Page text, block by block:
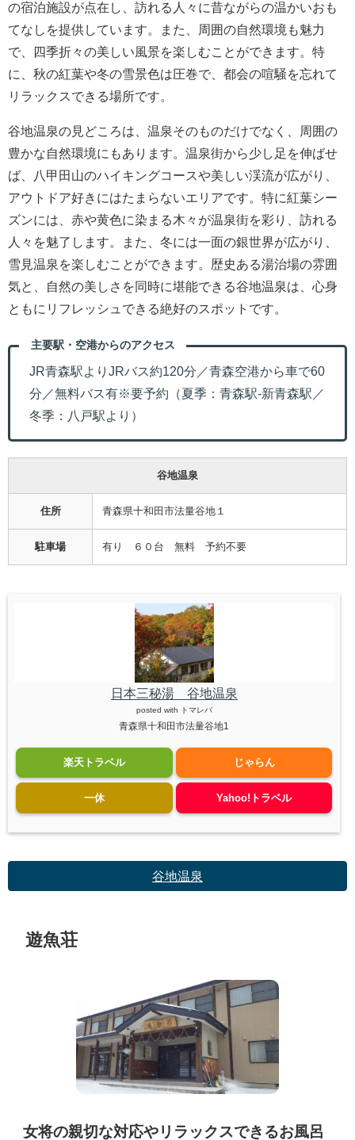
の宿泊施設が点在し、訪れる人々に昔ながらの温かいおも
てなしを提供しています。また、周囲の自然環境も魅力
で、四季折々の美しい風景を楽しむことができます。特
に、秋の紅葉や冬の雪景色は圧巻で、都会の喧騒を忘れて
リラックスできる場所です。
谷地温泉の見どころは、温泉そのものだけでなく、周囲の
豊かな自然環境にもあります。温泉街から少し足を伸ばせ
ば、八甲田山のハイキングコースや美しい渓流が広がり、
アウトドア好きにはたまらないエリアです。特に紅葉シー
ズンには、赤や黄色に染まる木々が温泉街を彩り、訪れる
人々を魅了します。また、冬には一面の銀世界が広がり、
雪見温泉を楽しむことができます。歴史ある湯治場の雰囲
気と、自然の美しさを同時に堪能できる谷地温泉は、心身
ともにリフレッシュできる絶好のスポットです。
主要駅・空港からのアクセス
JR青森駅よりJRバス約120分／青森空港から車で60
分／無料バス有※要予約（夏季：青森駅-新青森駅／
冬季：八戸駅より）
谷地温泉
住所 青森県十和田市法量谷地１
駐車場 有り ６０台 無料 予約不要
日本三秘湯 谷地温泉
posted with トマレバ
青森県十和田市法量谷地1
楽天トラベル じゃらん
一休 Yahoo!トラベル
谷地温泉
遊魚荘
女将の親切な対応やリラックスできるお風呂